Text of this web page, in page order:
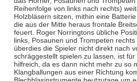
Reihenfolge von links nach rechts)
Holzbläsern sitzen, mithin eine
die aus der Mitte heraus frontale
feuert. Roger Norringtons übliche
links, Posaunen und Trompeten
überdies die Spieler nicht direkt nach
schräggestellt spielen zu lassen, ist
hilfreich, da es dann nicht mehr zu so
Klangballungen aus einer Richtung